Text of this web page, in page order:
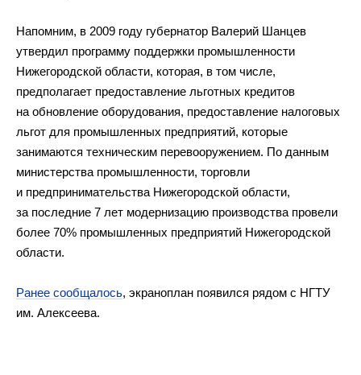
Напомним, в 2009 году губернатор Валерий Шанцев
утвердил программу поддержки промышленности
Нижегородской области, которая, в том числе,
предполагает предоставление льготных кредитов
на обновление оборудования, предоставление налоговых
льгот для промышленных предприятий, которые
занимаются техническим перевооружением. По данным
министерства промышленности, торговли
и предпринимательства Нижегородской области,
за последние 7 лет модернизацию производства провели
более 70% промышленных предприятий Нижегородской
области.
Ранее сообщалось, экраноплан появился рядом с НГТУ
им. Алексеева.